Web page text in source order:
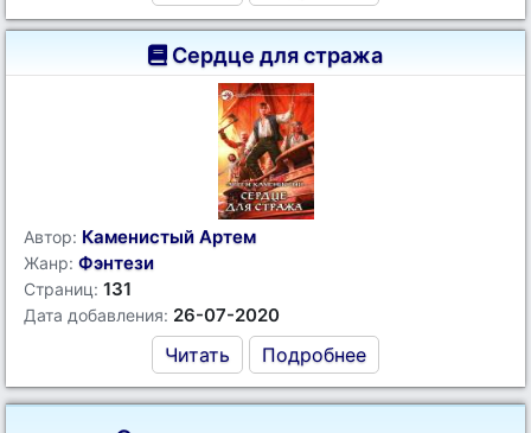
Сердце для стража
Автор: Каменистый Артем
Жанр: Фэнтези
Страниц: 131
Дата добавления: 26-07-2020
Читать Подробнее